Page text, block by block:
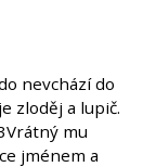
nevchází do
zloděj a lupič.
mu
jménem a